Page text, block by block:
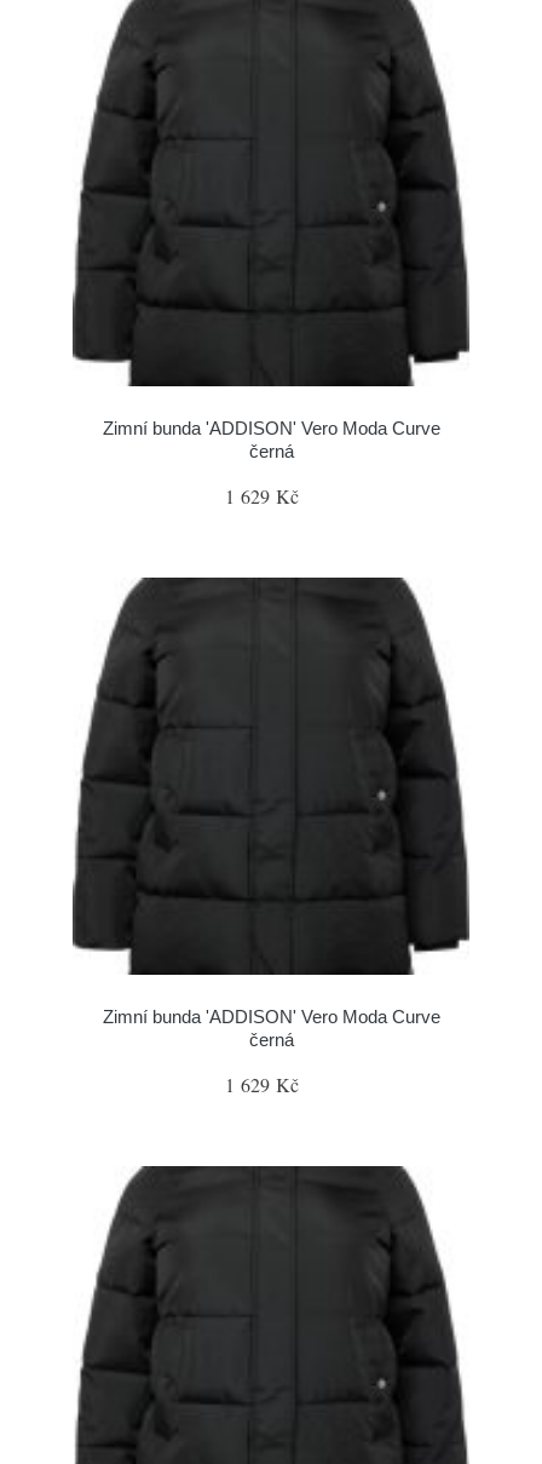
Zimní bunda 'ADDISON' Vero Moda Curve
černá
1 629 Kč
Zimní bunda 'ADDISON' Vero Moda Curve
černá
1 629 Kč